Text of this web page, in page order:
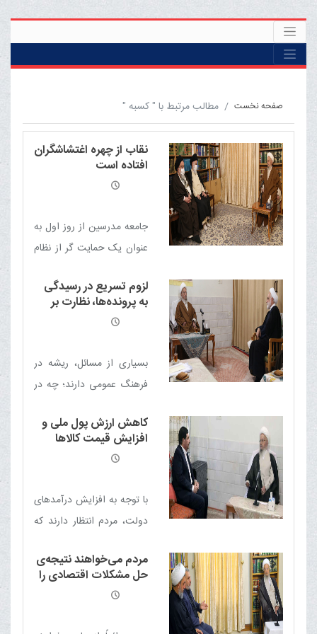
صفحه نخست مطالب مرتبط با " کسبه "
نقاب از چهره اغتشاشگران
افتاده است
جامعه مدرسین از روز اول به
عنوان یک حمایت گر از نظام
همیشه در صحنه های
مختلف حضور قوی داشته
لزوم تسریع در رسیدگی
به پرونده‌ها، نظارت بر
نظام وکالت و توجه به
بسیاری از مسائل، ریشه در
فرهنگ عمومی دارند؛ چه در
و مراجعان و لازم است با
آموزش و فرهنگ‌سازی، این
کاهش ارزش پول ملی و
افزایش قیمت کالاها
مردم را به شدت آزار
با توجه به افزایش درآمدهای
دولت، مردم انتظار دارند که
احساس کنند
مردم می‌خواهند نتیجه‌ی
حل مشکلات اقتصادی را
در سفره‌هایشان ببینند